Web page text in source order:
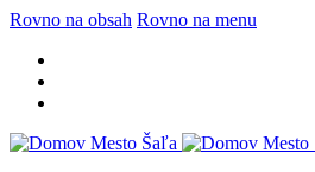
Rovno na obsah Rovno na menu